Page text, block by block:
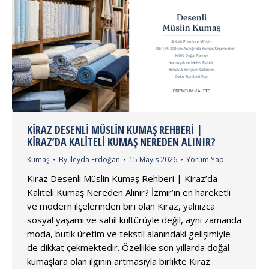
KIRAZ DESENLI MÜSLIN KUMAŞ REHBERI |
KIRAZ’DA KALITELI KUMAŞ NEREDEN ALINIR?
Kumaş By İleyda Erdoğan 15 Mayıs 2026 Yorum Yap
Kiraz Desenli Müslin Kumaş Rehberi | Kiraz’da
Kaliteli Kumaş Nereden Alınır? İzmir’in en hareketli
ve modern ilçelerinden biri olan Kiraz, yalnızca
sosyal yaşamı ve sahil kültürüyle değil, aynı zamanda
moda, butik üretim ve tekstil alanındaki gelişimiyle
de dikkat çekmektedir. Özellikle son yıllarda doğal
kumaşlara olan ilginin artmasıyla birlikte Kiraz